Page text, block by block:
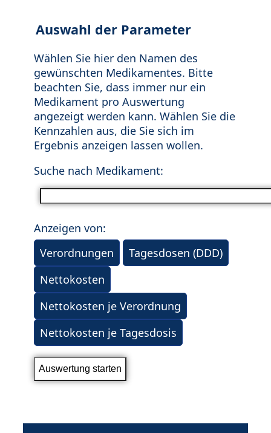
Auswahl der Parameter
Wählen Sie hier den Namen des
gewünschten Medikamentes. Bitte
beachten Sie, dass immer nur ein
Medikament pro Auswertung
angezeigt werden kann. Wählen Sie die
Kennzahlen aus, die Sie sich im
Ergebnis anzeigen lassen wollen.
Suche nach Medikament:
Anzeigen von:
Verordnungen
Tagesdosen (DDD)
Nettokosten
Nettokosten je Verordnung
Nettokosten je Tagesdosis